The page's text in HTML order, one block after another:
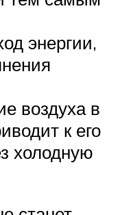
энергии,
воздуха в
к его
холодную